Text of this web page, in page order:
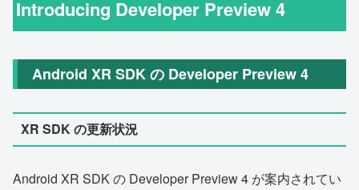
Introducing Developer Preview 4
Android XR SDK の Developer Preview 4
XR SDK の更新状況
Android XR SDK の Developer Preview 4 が案内されてい